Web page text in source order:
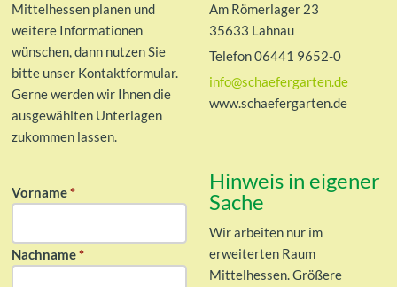
Mittelhessen planen und
weitere Informationen
wünschen, dann nutzen Sie
bitte unser Kontaktformular.
Gerne werden wir Ihnen die
ausgewählten Unterlagen
zukommen lassen.
Vorname*
Nachname*
Am Römerlager 23
35633 Lahnau
Telefon 06441 9652-0
info@schaefergarten.de
www.schaefergarten.de
Hinweis in eigener
Sache
Wir arbeiten nur im
erweiterten Raum
Mittelhessen. Größere